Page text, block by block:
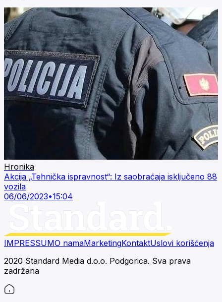
Hronika
Akcija „Tehnička ispravnost“: Iz saobraćaja isključeno 88
vozila
06/06/2023•15:04
IMPRESSUMO namaMarketingKontaktUslovi korišćenja
2020 Standard Media d.o.o. Podgorica. Sva prava
zadržana